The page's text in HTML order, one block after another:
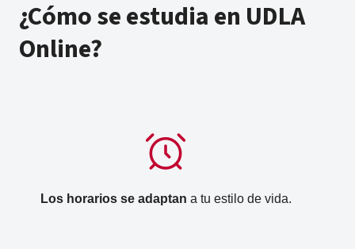
¿Cómo se estudia en UDLA
Online?
Los horarios se adaptan a tu estilo de vida.